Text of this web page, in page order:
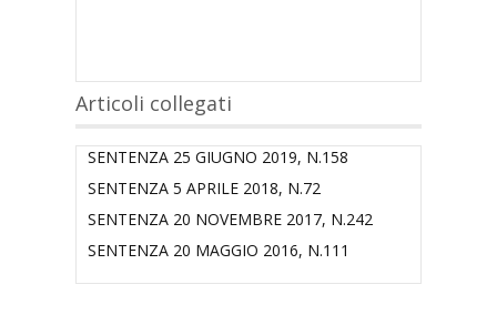
Articoli collegati
SENTENZA 25 GIUGNO 2019, N.158
SENTENZA 5 APRILE 2018, N.72
SENTENZA 20 NOVEMBRE 2017, N.242
SENTENZA 20 MAGGIO 2016, N.111